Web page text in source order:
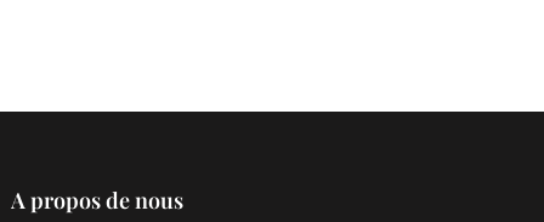
A propos de nous